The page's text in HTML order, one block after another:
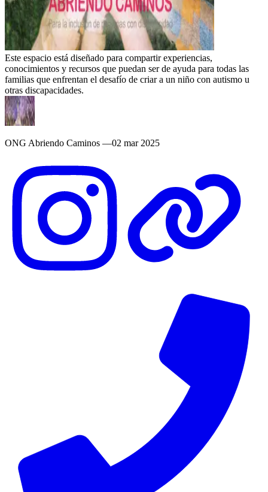
Este espacio está diseñado para compartir experiencias,
conocimientos y recursos que puedan ser de ayuda para todas las
familias que enfrentan el desafío de criar a un niño con autismo u
otras discapacidades.
ONG Abriendo Caminos —02 mar 2025